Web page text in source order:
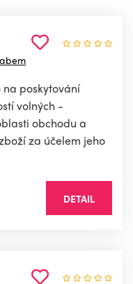
poskytování
volných -
obchodu a
za účelem jeho
DETAIL